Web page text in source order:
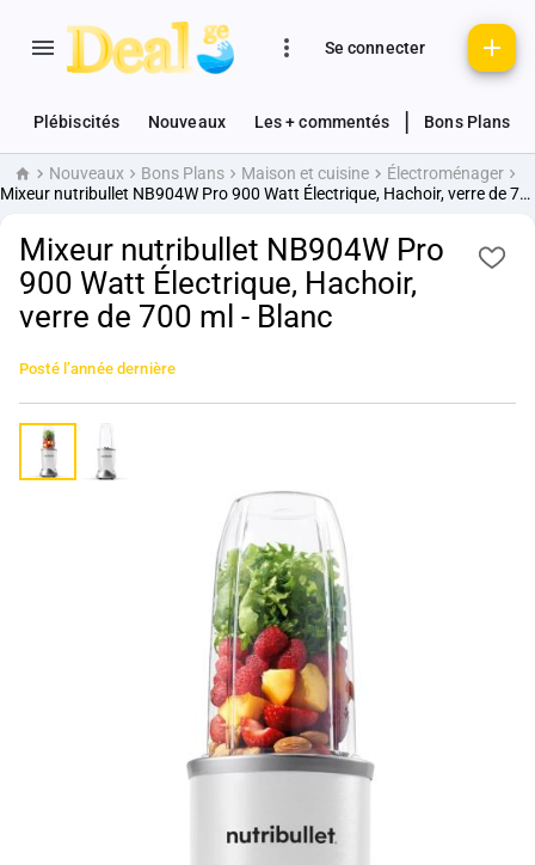
Se connecter
Plébiscités Nouveaux Les + commentés Bons Plans
AccueilNouveaux Bons Plans Maison et cuisine
Électroménager
Mixeur nutribullet NB904W Pro 900 Watt Électrique, Hachoir, verre de 700 ml - Blanc
Mixeur nutribullet NB904W Pro
900 Watt Électrique, Hachoir,
verre de 700 ml - Blanc
Posté l’année dernière